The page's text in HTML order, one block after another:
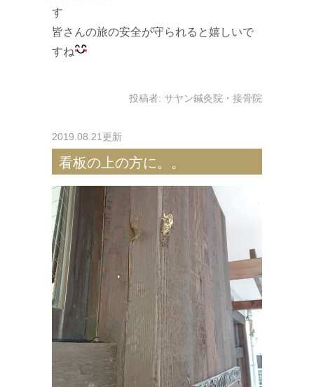
す
皆さんの旅の安全が守られると嬉しいで
すね
投稿者: サヤン鍼灸院・接骨院
2019.08.21更新
看板の上の方に。。